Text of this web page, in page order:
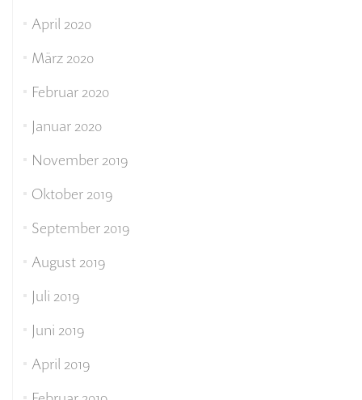
April 2020
März 2020
Februar 2020
Januar 2020
November 2019
Oktober 2019
September 2019
August 2019
Juli 2019
Juni 2019
April 2019